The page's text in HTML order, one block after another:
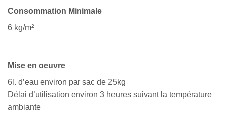
Consommation Minimale
6 kg/m²
Mise en oeuvre
6l. d’eau environ par sac de 25kg
Délai d’utilisation environ 3 heures suivant la température
ambiante